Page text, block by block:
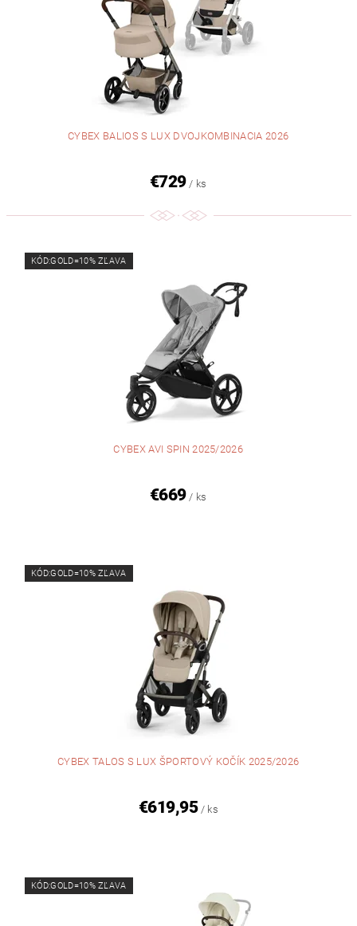
CYBEX BALIOS S LUX DVOJKOMBINACIA 2026
€729 / ks
KÓD:GOLD=10% ZĽAVA
CYBEX AVI SPIN 2025/2026
€669 / ks
KÓD:GOLD=10% ZĽAVA
CYBEX TALOS S LUX ŠPORTOVÝ KOČÍK 2025/2026
€619,95 / ks
KÓD:GOLD=10% ZĽAVA